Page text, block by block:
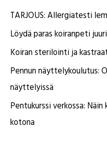
TARJOUS: Allergiatesti
Löydä paras koiranpeti
Koiran sterilointi ja
Pennun näyttelykoulutus:
näyttelyissä
Pentukurssi verkossa:
kotona